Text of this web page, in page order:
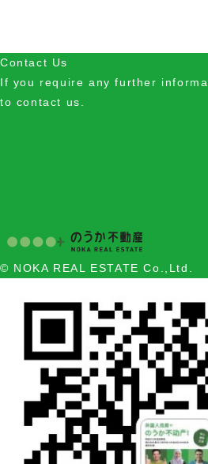
Contact Us
If you require any further
to contact us.
© NOKA REAL ESTATE Co.,Ltd.